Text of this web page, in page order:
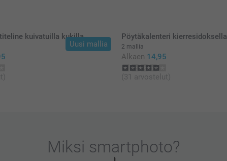
Uusi mallia
kuivatuilla kukilla Pöytäkalenteri kierresidoksella
2 mallia
Alkaen 14,95
(31 arvostelut)
Miksi smartphoto?